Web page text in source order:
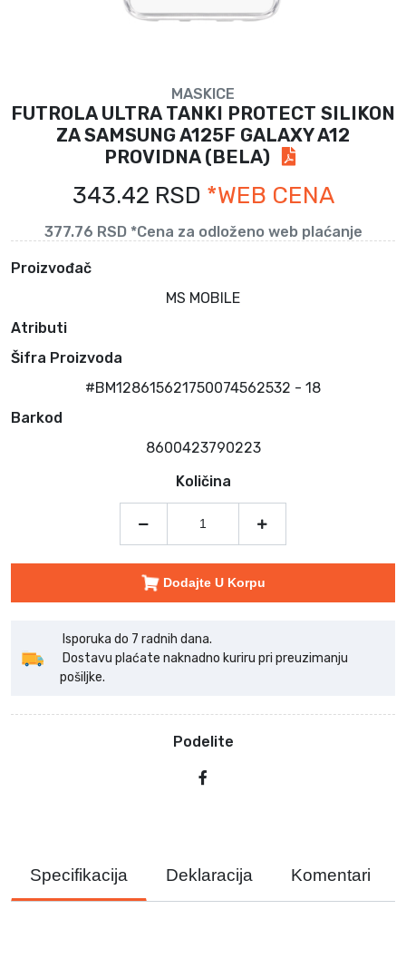
MASKICE
FUTROLA ULTRA TANKI PROTECT SILIKON
ZA SAMSUNG A125F GALAXY A12
PROVIDNA (BELA)
343.42 RSD *WEB CENA
377.76 RSD *Cena za odloženo web plaćanje
Proizvođač
MS MOBILE
Atributi
Šifra Proizvoda
#BM128615621750074562532 - 18
Barkod
8600423790223
Količina
Dodajte U Korpu
Isporuka do 7 radnih dana.
Dostavu plaćate naknadno kuriru pri preuzimanju
pošiljke.
Podelite
Specifikacija Deklaracija Komentari